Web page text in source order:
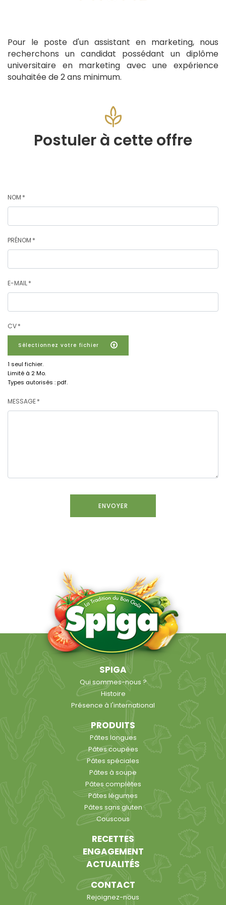
Pour le poste d'un assistant en marketing, nous
recherchons un candidat possédant un diplôme
universitaire en marketing avec une expérience
souhaitée de 2 ans minimum.
Postuler à cette offre
NOM
PRÉNOM
E-MAIL
CV
Sélectionnez votre fichier
1 seul fichier.
Limité à 2 Mo.
Types autorisés : pdf.
Groupe
MESSAGE
SPIGA
Qui sommes-nous ?
Histoire
Présence à l'international
PRODUITS
Pâtes longues
Pâtes coupées
Pâtes spéciales
Pâtes à soupe
Pâtes complètes
Pâtes légumes
Pâtes sans gluten
Couscous
RECETTES
ENGAGEMENT
ACTUALITÉS
CONTACT
Rejoignez-nous